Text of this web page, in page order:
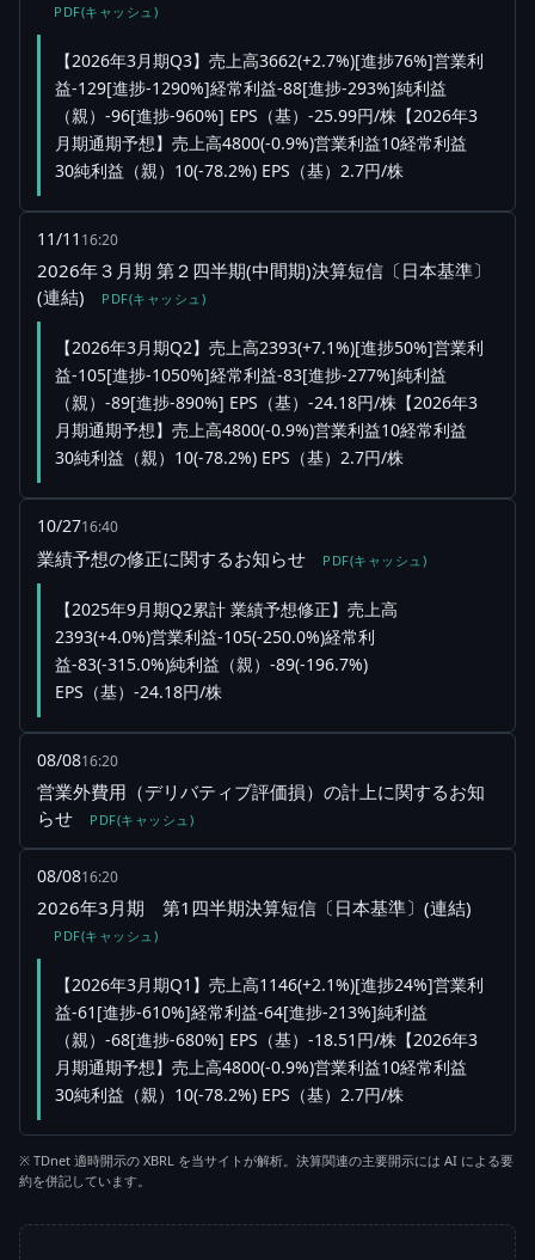
PDF(キャッシュ)
【2026年3月期Q3】売上高3662(+2.7%)[進捗76%]営業利
益-129[進捗-1290%]経常利益-88[進捗-293%]純利益
（親）-96[進捗-960%] EPS（基）-25.99円/株【2026年3
月期通期予想】売上高4800(-0.9%)営業利益10経常利益
30純利益（親）10(-78.2%) EPS（基）2.7円/株
11/11 16:20
2026年３月期 第２四半期(中間期)決算短信〔日本基準〕
(連結)
PDF(キャッシュ)
【2026年3月期Q2】売上高2393(+7.1%)[進捗50%]営業利
益-105[進捗-1050%]経常利益-83[進捗-277%]純利益
（親）-89[進捗-890%] EPS（基）-24.18円/株【2026年3
月期通期予想】売上高4800(-0.9%)営業利益10経常利益
30純利益（親）10(-78.2%) EPS（基）2.7円/株
10/2716:40
業績予想の修正に関するお知らせ PDF(キャッシュ)
【2025年9月期Q2累計 業績予想修正】売上高
2393(+4.0%)営業利益-105(-250.0%)経常利
益-83(-315.0%)純利益（親）-89(-196.7%)
EPS（基）-24.18円/株
08/0816:20
営業外費用（デリバティブ評価損）の計上に関するお知
らせ
PDF(キャッシュ)
08/0816:20
2026年3月期 第1四半期決算短信〔日本基準〕(連結)
PDF(キャッシュ)
【2026年3月期Q1】売上高1146(+2.1%)[進捗24%]営業利
益-61[進捗-610%]経常利益-64[進捗-213%]純利益
（親）-68[進捗-680%] EPS（基）-18.51円/株【2026年3
月期通期予想】売上高4800(-0.9%)営業利益10経常利益
30純利益（親）10(-78.2%) EPS（基）2.7円/株
※ TDnet 適時開示の XBRL を当サイトが解析。決算関連の主要開示には AI による要
約を併記しています。